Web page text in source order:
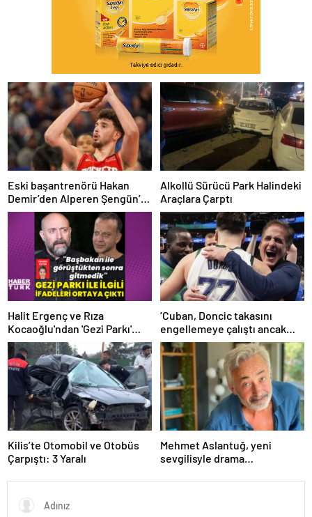
Eski başantrenörü Hakan
Demir’den Alperen Şengün’e
övgü
Alkollü Sürücü Park Halindeki
Araçlara Çarptı
Halit Ergenç ve Rıza
Kocaoğlu'ndan 'Gezi Parkı'
ifadesi – Magazin haberleri
‘Cuban, Doncic takasını
engellemeye çalıştı ancak
geç kaldı’ iddiası! NBA
Haberleri
Kilis’te Otomobil ve Otobüs
Çarpıştı: 3 Yaralı
Mehmet Aslantuğ, yeni
sevgilisyle drama
Magazin haberleri